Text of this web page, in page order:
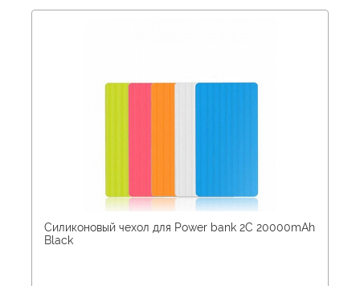
Силиконовый чехол для Power bank 2С 20000mAh
Black